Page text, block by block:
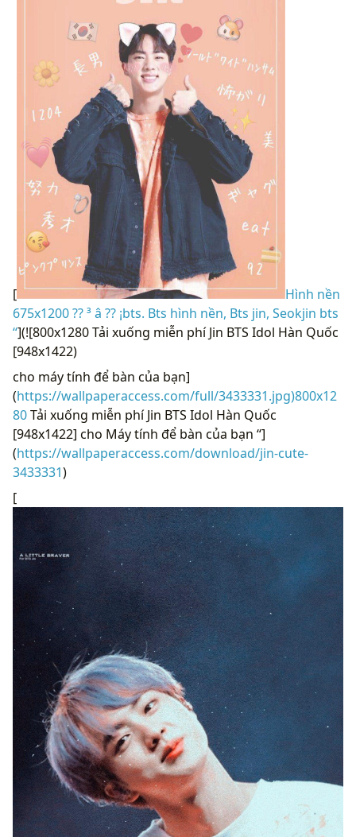
[
Hình nền
675x1200 ?? ³ â ?? ¡bts. Bts hình nền, Bts jin, Seokjin bts
“](![800x1280 Tải xuống miễn phí Jin BTS Idol Hàn Quốc
[948x1422)
cho máy tính để bàn của bạn]
(https://wallpaperaccess.com/full/3433331.jpg)800x12
80Tải xuống miễn phí Jin BTS Idol Hàn Quốc
[948x1422] cho Máy tính để bàn của bạn “]
(https://wallpaperaccess.com/download/jin-cute-
3433331)
[